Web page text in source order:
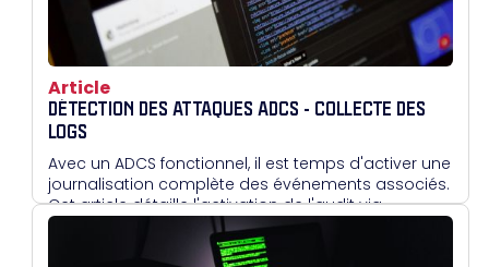
Article
DÉTECTION DES ATTAQUES ADCS - COLLECTE DES
LOGS
Avec un ADCS fonctionnel, il est temps d'activer une
journalisation complète des événements associés.
Cet article détaille l'activation de l'audit via
l'interface graphique ou en PowerShell, afin de
surveiller les opérations critiques.